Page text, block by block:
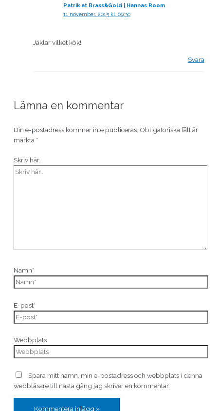
Patrik at Brass&Gold | Hannas Room
11 november, 2015 kl. 09:30
Jäklar vilket kök!
Svara
Lämna en kommentar
Din e-postadress kommer inte publiceras. Obligatoriska fält är
märkta *
Skriv här..
Namn*
E-post*
Webbplats
Spara mitt namn, min e-postadress och webbplats i denna
webbläsare till nästa gång jag skriver en kommentar.